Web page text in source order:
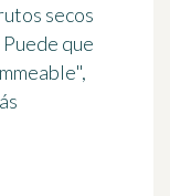
secos
que